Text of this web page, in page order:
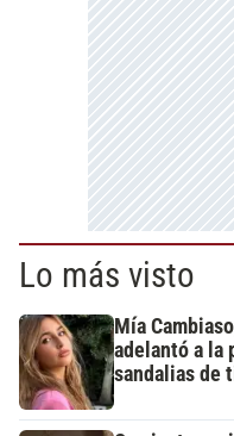
Lo más visto
Mía
adelantó a la
sandalias de